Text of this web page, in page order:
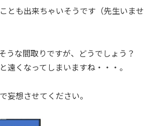
とも出来ちゃいそうです（先生いませ
うな間取りですが、どうでしょう？
遠くなってしまいますね・・・。
妄想させてください。